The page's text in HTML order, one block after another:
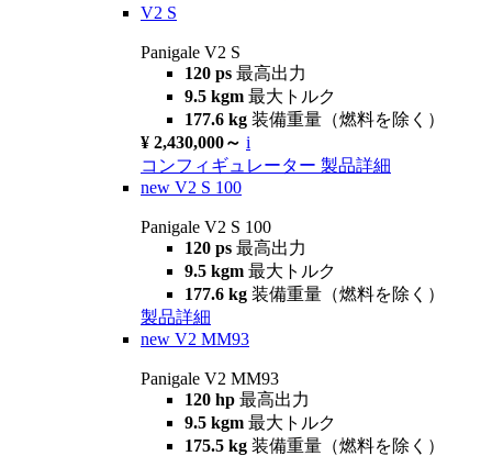
V2 S
Panigale V2 S
120 ps 最高出力
9.5 kgm 最大トルク
177.6 kg 装備重量（燃料を除く）
¥ 2,430,000～ i
コンフィギュレーター 製品詳細
new V2 S 100
Panigale V2 S 100
120 ps 最高出力
9.5 kgm 最大トルク
177.6 kg 装備重量（燃料を除く）
製品詳細
new V2 MM93
Panigale V2 MM93
120 hp 最高出力
9.5 kgm 最大トルク
175.5 kg 装備重量（燃料を除く）